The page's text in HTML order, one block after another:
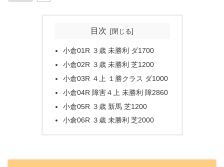
目次
小倉01R ３歳 未勝利 ダ1700
小倉02R ３歳 未勝利 芝1200
小倉03R ４上 １勝クラス ダ1000
小倉04R 障害４上 未勝利 障2860
小倉05R ３歳 新馬 芝1200
小倉06R ３歳 未勝利 芝2000